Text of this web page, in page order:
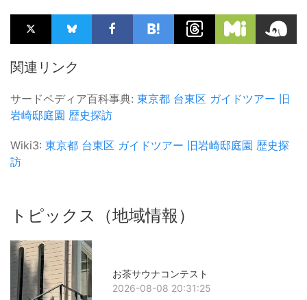
関連リンク
サードペディア百科事典: 東京都 台東区 ガイドツアー 旧
岩崎邸庭園 歴史探訪
Wiki3: 東京都 台東区 ガイドツアー 旧岩崎邸庭園 歴史探
訪
トピックス（地域情報）
お茶サウナコンテスト
2026-08-08 20:31:25